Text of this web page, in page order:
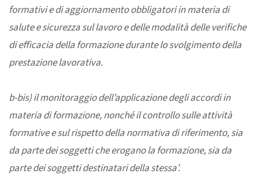
formativi e di aggiornamento obbligatori in materia di
salute e sicurezza sul lavoro e delle modalità delle verifiche
di efficacia della formazione durante lo svolgimento della
prestazione lavorativa.
b-bis) il monitoraggio dell’applicazione degli accordi in
materia di formazione, nonché il controllo sulle attività
formative e sul rispetto della normativa di riferimento, sia
da parte dei soggetti che erogano la formazione, sia da
parte dei soggetti destinatari della stessa’.